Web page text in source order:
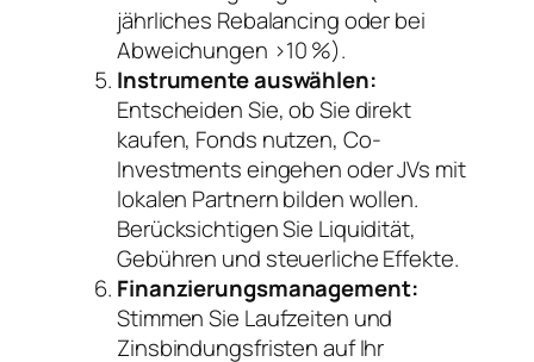
jährliches Rebalancing oder bei
Abweichungen >10 %).
Instrumente auswählen:
Entscheiden Sie, ob Sie direkt
kaufen, Fonds nutzen, Co-
Investments eingehen oder JVs mit
lokalen Partnern bilden wollen.
Berücksichtigen Sie Liquidität,
Gebühren und steuerliche Effekte.
Finanzierungsmanagement:
Stimmen Sie Laufzeiten und
Zinsbindungsfristen auf Ihr